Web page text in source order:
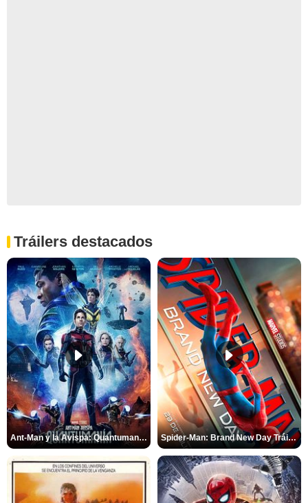
Tráilers destacados
Ant-Man y la Avispa: Quantumanía Tráiler (2) Spider-Man: Brand New Day Tráiler (3)